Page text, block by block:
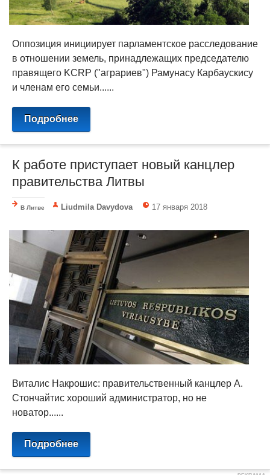
Оппозиция инициирует парламентское расследование
в отношении земель, принадлежащих председателю
правящего KCRP ("аграриев") Рамунасу Карбаускису
и членам его семьи......
Подробнее
К работе приступает новый канцлер
правительства Литвы
В Литве Liudmila Davydova 17 января 2018
Виталис Накрошис: правительственный канцлер А.
Стончайтис хороший администратор, но не
новатор......
Подробнее